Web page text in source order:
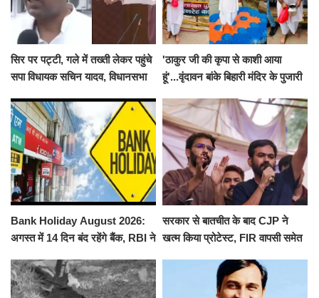
सिर पर पट्टी, गले में तख्ती लेकर पहुंचे
सपा विधायक सचिन यादव, विधानसभा
निलंबित
'ठाकुर जी की कृपा से काशी आया
हूं'...वृंदावन बांके बिहारी मंदिर के पुजारी
जलाभिषेक
Bank Holiday August 2026:
अगस्त में 14 दिन बंद रहेंगे बैंक, RBI ने
सरकार से बातचीत के बाद CJP ने
खत्म किया प्रोटेस्ट, FIR वापसी समेत